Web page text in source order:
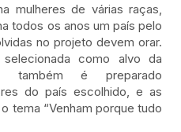
mulheres de várias raças,
todos os anos um país pelo
no projeto devem orar.
como alvo da
também é preparado
do país escolhido, e as
tema “Venham porque tudo